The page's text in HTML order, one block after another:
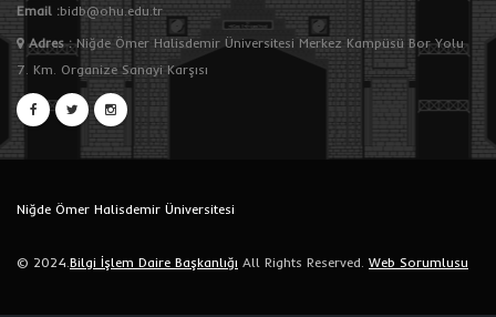
Email :bidb@ohu.edu.tr
Adres:Niğde Ömer Halisdemir Üniversitesi Merkez Kampüsü Bor Yolu
7. Km. Organize Sanayi Karşısı
Niğde Ömer Halisdemir Üniversitesi
© 2024.Bilgi İşlem Daire Başkanlığı All Rights Reserved. Web Sorumlusu